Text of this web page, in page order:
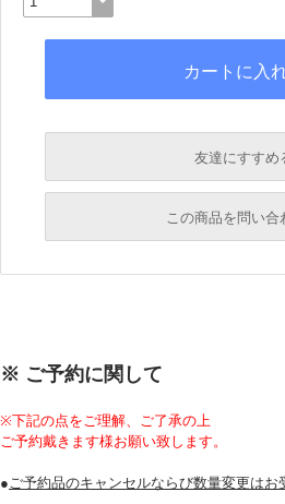
友達にすすめ
必須
この商品を問い合
※ ご予約に関して
※下記の点をご理解、ご了承の上
ご予約戴きます様お願い致します。
●ご予約品のキャンセルならび数量変更はお